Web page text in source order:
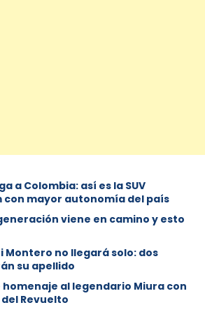
a Colombia: así es la SUV
mayor autonomía del país
viene en camino y esto
Montero no llegará solo: dos
su apellido
al legendario Miura con
Revuelto